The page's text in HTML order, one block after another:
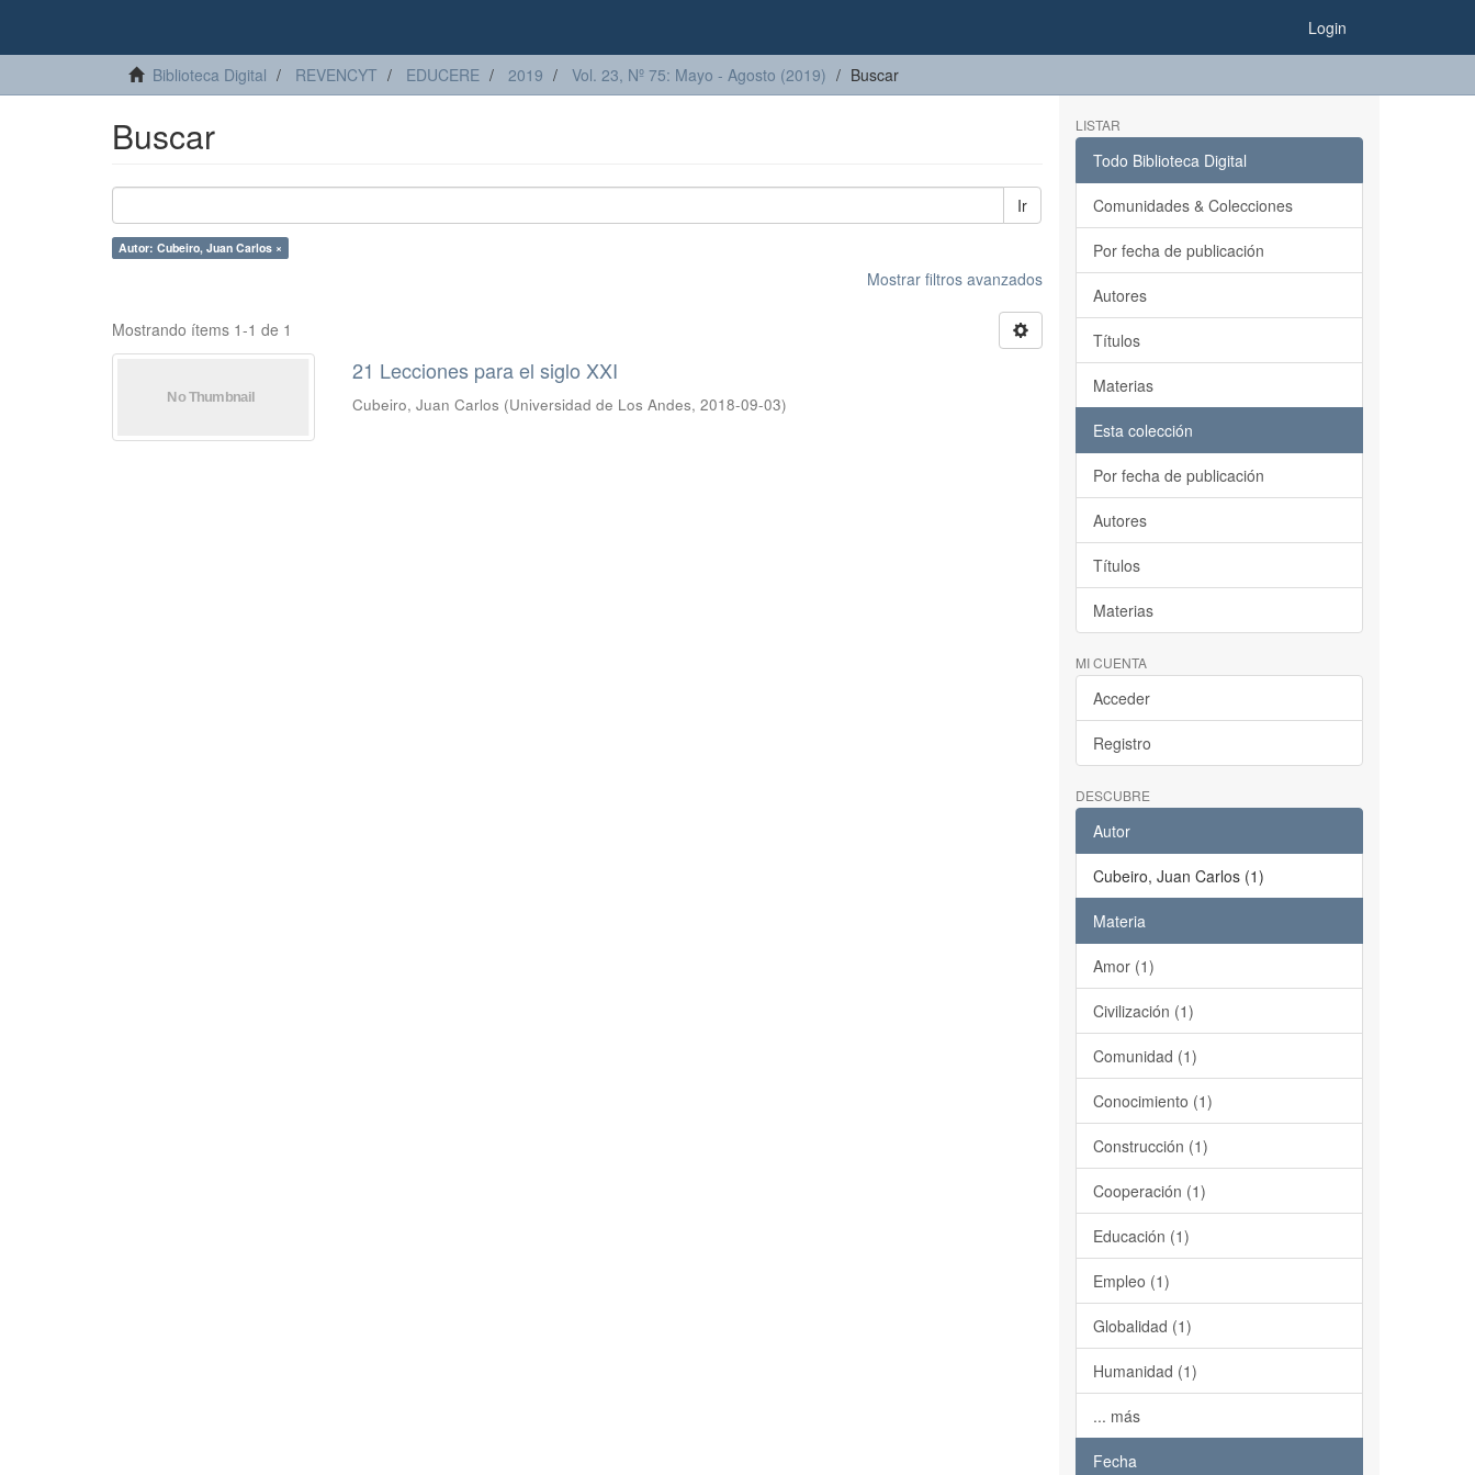
Login
Biblioteca Digital REVENCYT EDUCERE 2019 Vol. 23, Nº 75: Mayo - Agosto (2019) Buscar
Buscar
Ir
Autor: Cubeiro, Juan Carlos ×
Mostrar filtros avanzados
Mostrando ítems 1-1 de 1
21 Lecciones para el siglo XXI
Cubeiro, Juan Carlos (Universidad de Los Andes,2018-09-03)
LISTAR
Todo Biblioteca Digital
Comunidades & Colecciones
Por fecha de publicación
Autores
Títulos
Materias
Esta colección
Por fecha de publicación
Autores
Títulos
Materias
MI CUENTA
Acceder
Registro
DESCUBRE
Autor
Cubeiro, Juan Carlos (1)
Materia
Amor (1)
Civilización (1)
Comunidad (1)
Conocimiento (1)
Construcción (1)
Cooperación (1)
Educación (1)
Empleo (1)
Globalidad (1)
Humanidad (1)
... más
Fecha